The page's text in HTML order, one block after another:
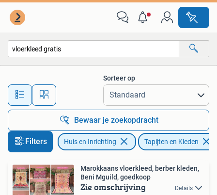
Alle afstanden…
Sorteer op
Bewaar je zoekopdracht
Filters Huis en Inrichting Tapijten en Kleden
Marokkaans vloerkleed, berber kleden,
Beni Mguild, goedkoop
Zie omschrijving Details